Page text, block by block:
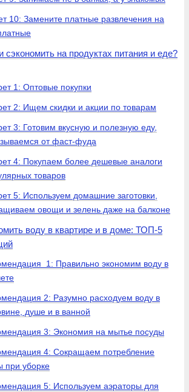
10: Замените платные развлечения на
на продуктах питания и еде?
1: Оптовые покупки
2: Ищем скидки и акции по товарам
3: Готовим вкусную и полезную еду,
от фаст-фуда
4: Покупаем более дешевые аналоги
товаров
5: Используем домашние заготовки,
овощи и зелень даже на балконе
воду в квартире и в доме: ТОП-5
1: Правильно экономим воду в
2: Разумно расходуем воду в
душе и в ванной
3: Экономия на мытье посуды
4: Сокращаем потребление
при уборке
5: Используем аэраторы для